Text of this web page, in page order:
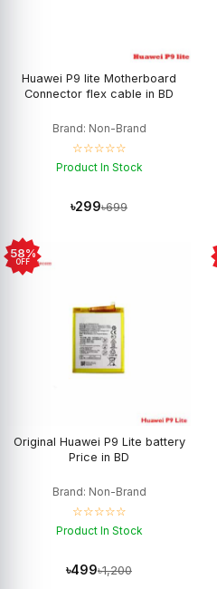
Huawei P9 lite Motherboard
Connector flex cable in BD
Brand: Non-Brand
☆☆☆☆☆
Product In Stock
৳299৳699
58%
OFF
Original Huawei P9 Lite battery
Price in BD
Brand: Non-Brand
☆☆☆☆☆
Product In Stock
৳499৳1,200